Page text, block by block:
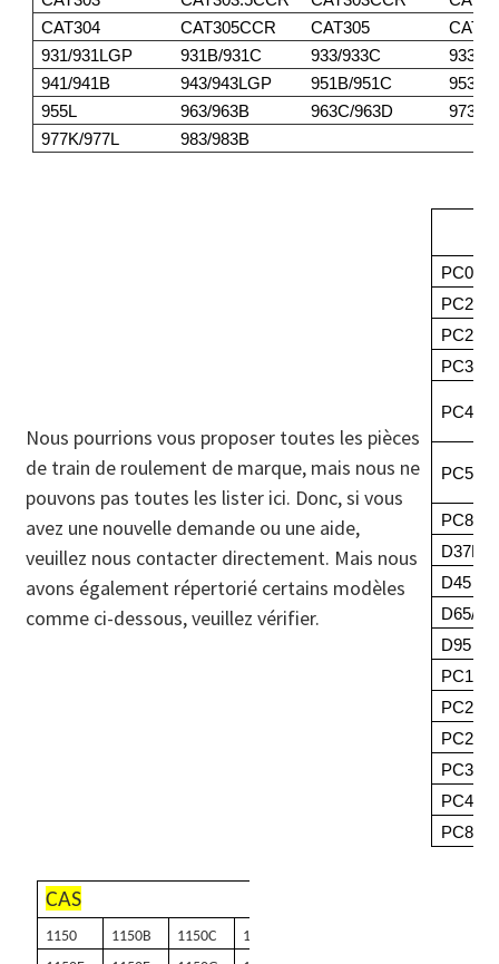
CAT304
CAT305CCR CAT305
931/931LGP
931B/931C 933/933C
933F/
941/941B
943/943LGP 951B/951C
953/
955L
963/963B 963C/963D
973
977K/977L
983/983B
Nous pourrions vous proposer toutes les pièces
de train de roulement de marque, mais nous ne
pouvons pas toutes les lister ici. Donc, si vous
avez une nouvelle demande ou une aide,
veuillez nous contacter directement. Mais nous
avons également répertorié certains modèles
comme ci-dessous, veuillez vérifier.
PC05/
PC20-7
PC35
PC40-7
PC56-7
PC80
D37E-5
D45
D65/
D95
PC100
PC200
PC240
PC340
PC450
PC800
CAS
1150 1150B 1150C 1150D